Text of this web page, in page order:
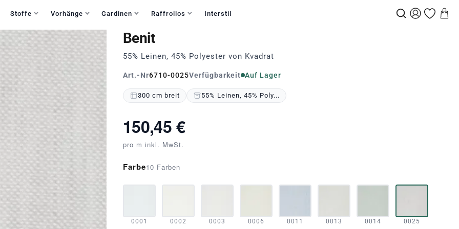
Stoffe Vorhänge Gardinen Raffrollos Interstil
Benit
55% Leinen, 45% Polyester von Kvadrat
Art.-Nr6710-0025Verfügbarkeit Auf Lager
300 cm breit 55% Leinen, 45% Poly...
150,45 €
pro m inkl. MwSt.
Farbe10 Farben
0001 0002 0003 0006 0011 0013 0014 0025